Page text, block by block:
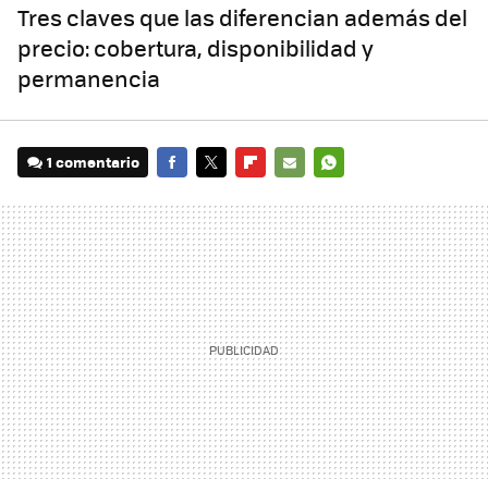
Tres claves que las diferencian además del
precio: cobertura, disponibilidad y
permanencia
1 comentario
MAIL